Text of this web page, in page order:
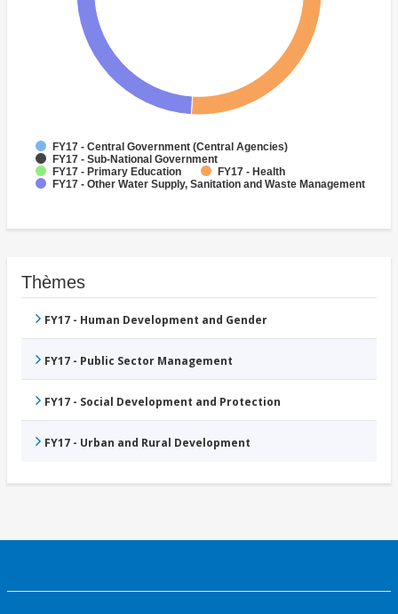
FY17 - Central Government (Central Agencies)
FY17 - Sub-National Government
FY17 - Primary Education
FY17 - Health
FY17 - Other Water Supply, Sanitation and Waste Management
Thèmes
FY17 - Human Development and Gender
FY17 - Public Sector Management
FY17 - Social Development and Protection
FY17 - Urban and Rural Development